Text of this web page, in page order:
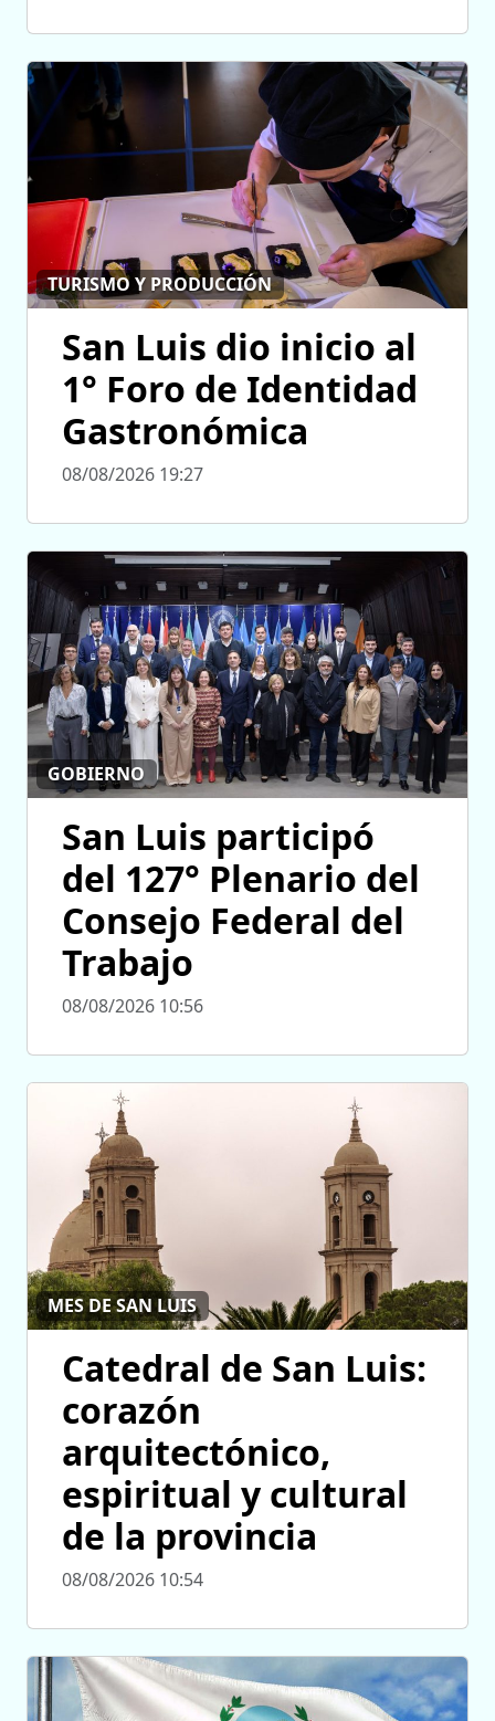
TURISMO Y PRODUCCIÓN
San Luis dio inicio al
1° Foro de Identidad
Gastronómica
08/08/2026 19:27
GOBIERNO
San Luis participó
del 127° Plenario del
Consejo Federal del
Trabajo
08/08/2026 10:56
MES DE SAN LUIS
Catedral de San Luis:
corazón
arquitectónico,
espiritual y cultural
de la provincia
08/08/2026 10:54